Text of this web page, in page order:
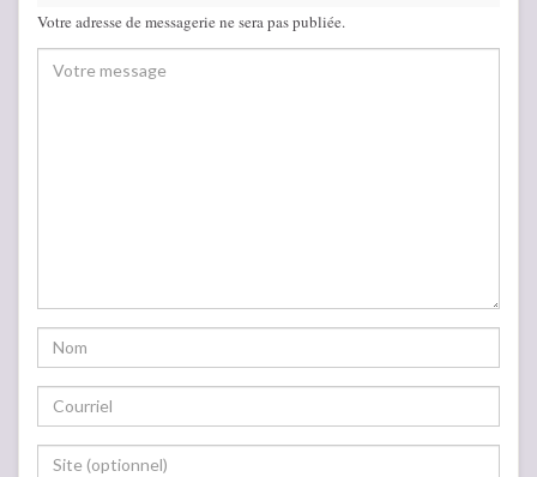
Votre adresse de messagerie ne sera pas publiée.